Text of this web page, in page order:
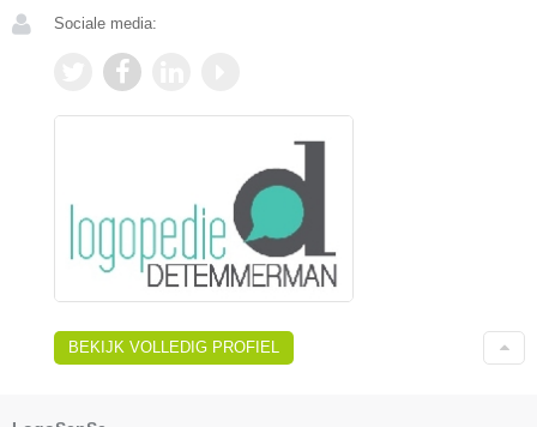
Sociale media:
BEKIJK VOLLEDIG PROFIEL